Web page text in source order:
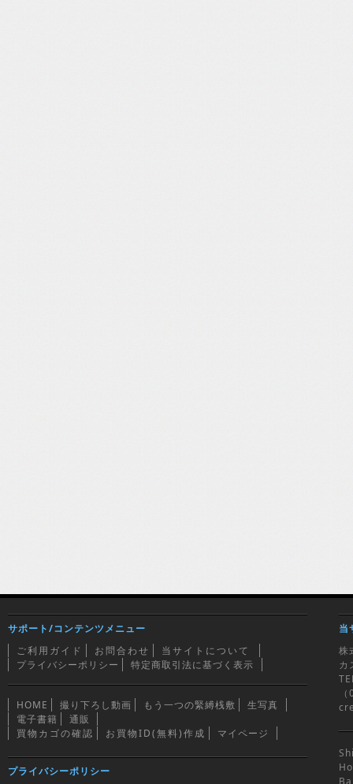
サポート/コンテンツメニュー
ご利用ガイド
お問合わせ
当サイトについて
プライバシーポリシー
特定商取引法に基づく表示
HOME 撮り下ろし動画 もう一つの緊縛桟敷
生写真
電子書籍
通販
買物カゴの確認
お買物ID(無料)作成 マイページ
プライバシーポリシー
当
株
カ